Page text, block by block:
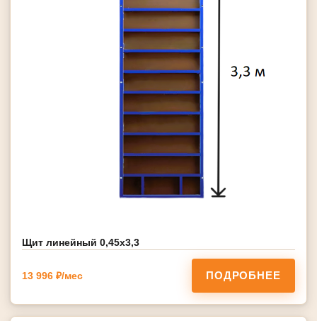
Щит линейный 0,45х3,3
13 996 ₽/мес ПОДРОБНЕЕ